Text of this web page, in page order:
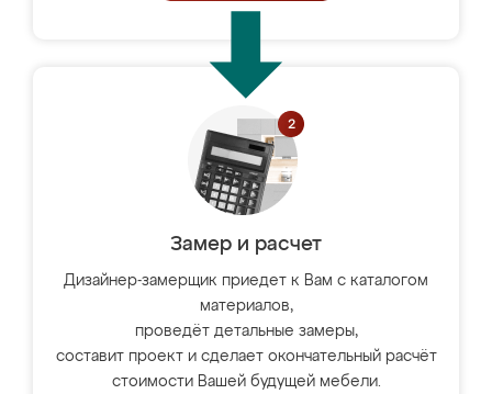
Замер и расчет
Дизайнер-замерщик приедет к Вам с каталогом
материалов,
проведёт детальные замеры,
составит проект и сделает окончательный расчёт
стоимости Вашей будущей мебели.